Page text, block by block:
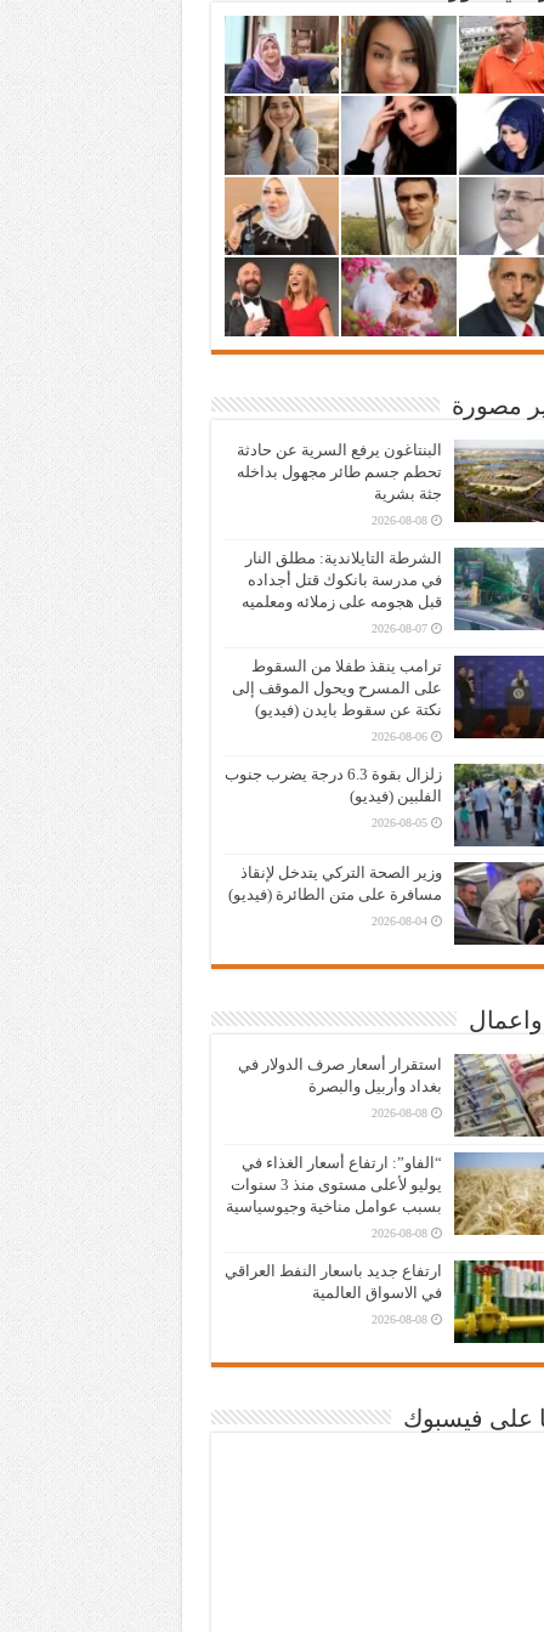
مصورة
البنتاغون يرفع السرية عن حادثة
تحطم جسم طائر مجهول بداخله
جثة بشرية
2026-08-08
الشرطة التايلاندية: مطلق النار
في مدرسة بانكوك قتل أجداده
قبل هجومه على زملائه ومعلميه
2026-08-07
ترامب ينقذ طفلا من السقوط
على المسرح ويحول الموقف إلى
نكتة عن سقوط بايدن (فيديو)
2026-08-06
زلزال بقوة 6.3 درجة يضرب جنوب
الفلبين (فيديو)
2026-08-05
وزير الصحة التركي يتدخل لإنقاذ
مسافرة على متن الطائرة (فيديو)
2026-08-04
استقرار أسعار صرف الدولار في
بغداد وأربيل والبصرة
2026-08-08
“الفاو”: ارتفاع أسعار الغذاء في
يوليو لأعلى مستوى منذ 3 سنوات
بسبب عوامل مناخية وجيوسياسية
2026-08-08
ارتفاع جديد باسعار النفط العراقي
في الاسواق العالمية
2026-08-08
على فيسبوك